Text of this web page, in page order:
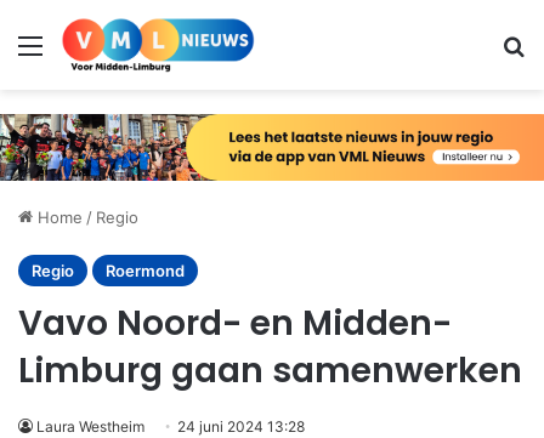
Menu
Home / Regio
Regio Roermond
Vavo Noord- en Midden-
Limburg gaan samenwerken
Laura Westheim 24 juni 2024 13:28